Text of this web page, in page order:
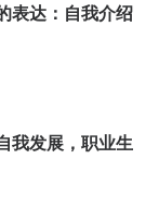
锐，使第六感觉
然地更加成绩卓
开水。生活中许
表达：自我介绍
我发展，职业生